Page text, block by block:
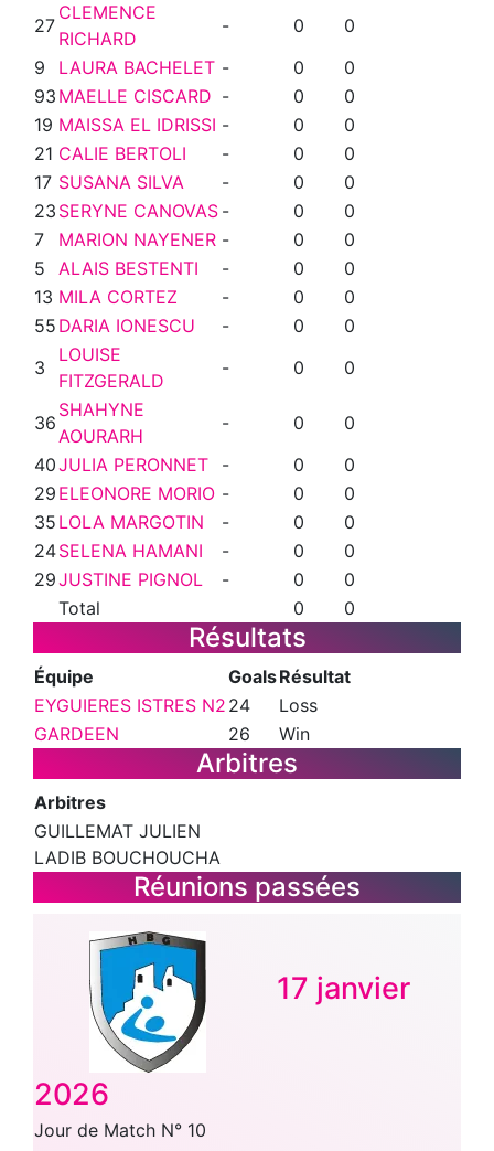
27
CLEMENCE
RICHARD
- 0
0
9
LAURA BACHELET - 0
0
93 MAELLE CISCARD - 0
0
19 MAISSA EL IDRISSI - 0
0
21 CALIE BERTOLI - 0
0
17 SUSANA SILVA - 0
0
23 SERYNE CANOVAS - 0
0
7
MARION NAYENER - 0
0
5
ALAIS BESTENTI - 0
0
13 MILA CORTEZ - 0
0
55 DARIA IONESCU - 0
0
3
LOUISE
FITZGERALD
- 0 0
36
SHAHYNE
AOURARH
- 0
0
40JULIA PERONNET - 0
0
29 ELEONORE MORIO - 0
0
35 LOLA MARGOTIN - 0
0
24SELENA HAMANI - 0
0
29JUSTINE PIGNOL - 0
0
Total
0 0
Résultats
Équipe GoalsRésultat
EYGUIERES ISTRES N2 24
Loss
GARDEEN
26 Win
Arbitres
Arbitres
GUILLEMAT JULIEN
LADIB BOUCHOUCHA
Réunions passées
17 janvier
2026
Jour de Match N° 10